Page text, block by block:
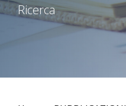
Ricerca